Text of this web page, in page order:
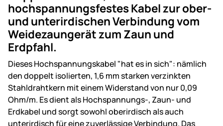
hochspannungsfestes Kabel zur ober-
und unterirdischen Verbindung vom
Weidezaungerät zum Zaun und
Erdpfahl.
Dieses Hochspannungskabel "hat es in sich": nämlich
den doppelt isolierten, 1,6 mm starken verzinkten
Stahldrahtkern mit einem Widerstand von nur 0,09
Ohm/m. Es dient als Hochspannungs-, Zaun- und
Erdkabel und sorgt sowohl oberirdisch als auch
unterirdisch für eine zuverlässige Verbindung. Das